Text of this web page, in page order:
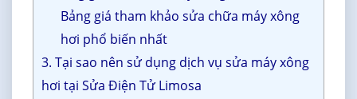
Bảng giá tham khảo sửa chữa máy xông
hơi phổ biến nhất
3. Tại sao nên sử dụng dịch vụ sửa máy xông
hơi tại Sửa Điện Tử Limosa